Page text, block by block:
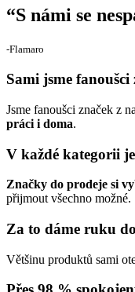
“S námi se
‐Flamaro
Sami jsme fanoušci
Jsme fanoušci značek z
práci i doma.
V každé kategorii
Značky do prodeje si
přijmout všechno možné.
Za to dáme ruku
Většinu produktů sami